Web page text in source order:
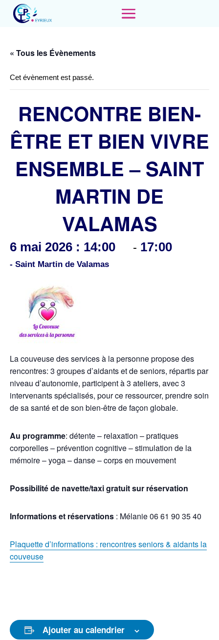
« Tous les Évènements
Cet évènement est passé.
RENCONTRE BIEN-
ÊTRE ET BIEN VIVRE
ENSEMBLE – SAINT
MARTIN DE
VALAMAS
6 mai 2026 : 14:00 - 17:00
- Saint Martin de Valamas
La couveuse des services à la personne propose des
rencontres: 3 groupes d’aidants et de seniors, répartis par
niveau d’autonomie, participent à 3 ateliers, avec 3
intervenants spécialisés, pour ce ressourcer, prendre soin
de sa santé et de son bien-être de façon globale.
Au programme: détente – relaxation – pratiques
corporelles – prévention cognitive – stimulation de la
mémoire – yoga – danse – corps en mouvement
Possibilité de navette/taxi gratuit sur réservation
Informations et réservations : Mélanie 06 61 90 35 40
Plaquette d’informations : rencontres seniors & aidants la
couveuse
Ajouter au calendrier